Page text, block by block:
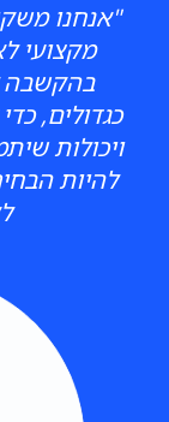
"אנחנו
מקצועי
בהקשבה
כגדולים,
ויכולות
להיות